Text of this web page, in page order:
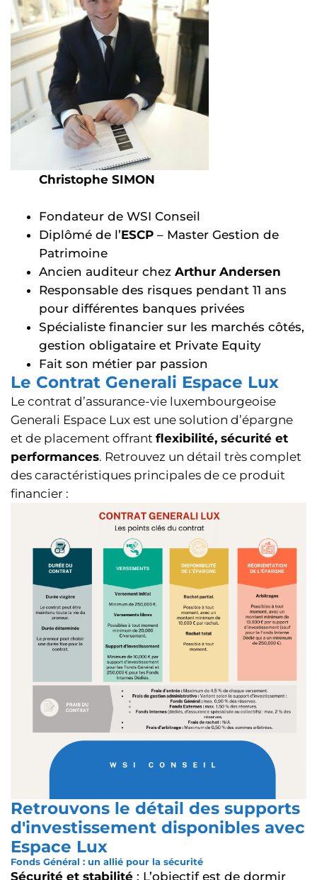
Christophe SIMON
Fondateur de WSI Conseil
Diplômé de l’ESCP – Master Gestion de
Patrimoine
Ancien auditeur chez Arthur Andersen
Responsable des risques pendant 11 ans
pour différentes banques privées
Spécialiste financier sur les marchés côtés,
gestion obligataire et Private Equity
Fait son métier par passion
Le Contrat Generali Espace Lux
Le contrat d’assurance-vie luxembourgeoise
Generali Espace Lux est une solution d’épargne
et de placement offrant flexibilité, sécurité et
performances. Retrouvez un détail très complet
des caractéristiques principales de ce produit
financier :
Retrouvons le détail des supports
d'investissement disponibles avec
Espace Lux
Fonds Général : un allié pour la sécurité
Sécurité et stabilité : L’objectif est de dormir